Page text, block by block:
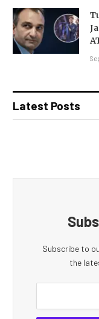
Latest Posts
Subscribe to
the